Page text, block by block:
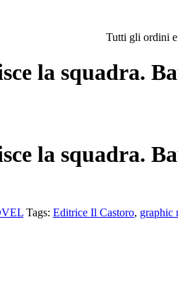
Tutti gli ordini
la squadra.
la squadra.
Tags: Editrice Il Castoro, graphic